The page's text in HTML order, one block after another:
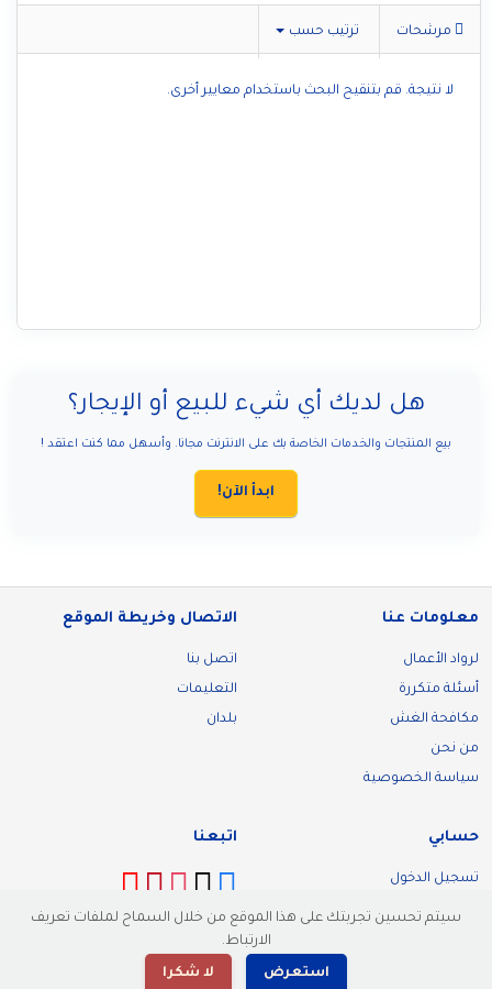
مرشحات ترتيب حسب
لا نتيجة. قم بتنقيح البحث باستخدام معايير أخرى.
هل لديك أي شيء للبيع أو الإيجار؟
بيع المنتجات والخدمات الخاصة بك على الانترنت مجانا. وأسهل مما كنت اعتقد !
ابدأ الآن!
معلومات عنا
لرواد الأعمال
أسئلة متكررة
مكافحة الغش
من نحن
سياسة الخصوصية
الاتصال وخريطة الموقع
اتصل بنا
التعليمات
بلدان
حسابي
تسجيل الدخول
تسجيل
اتبعنا
سيتم تحسين تجربتك على هذا الموقع من خلال السماح لملفات تعريف
الارتباط.
استعرض لا شكرا